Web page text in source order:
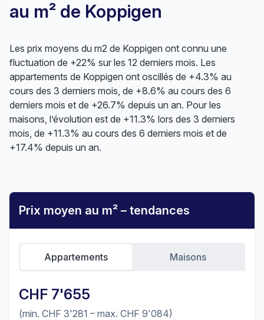
au m² de Koppigen
Les prix moyens du m2 de Koppigen ont connu une
fluctuation de +22% sur les 12 derniers mois. Les
appartements de Koppigen ont oscillés de +4.3% au
cours des 3 derniers mois, de +8.6% au cours des 6
derniers mois et de +26.7% depuis un an. Pour les
maisons, l’évolution est de +11.3% lors des 3 derniers
mois, de +11.3% au cours des 6 derniers mois et de
+17.4% depuis un an.
Prix moyen au m² – tendances
CHF 7'655
(min. CHF 3'281 – max. CHF 9'084)
Appartements Maisons